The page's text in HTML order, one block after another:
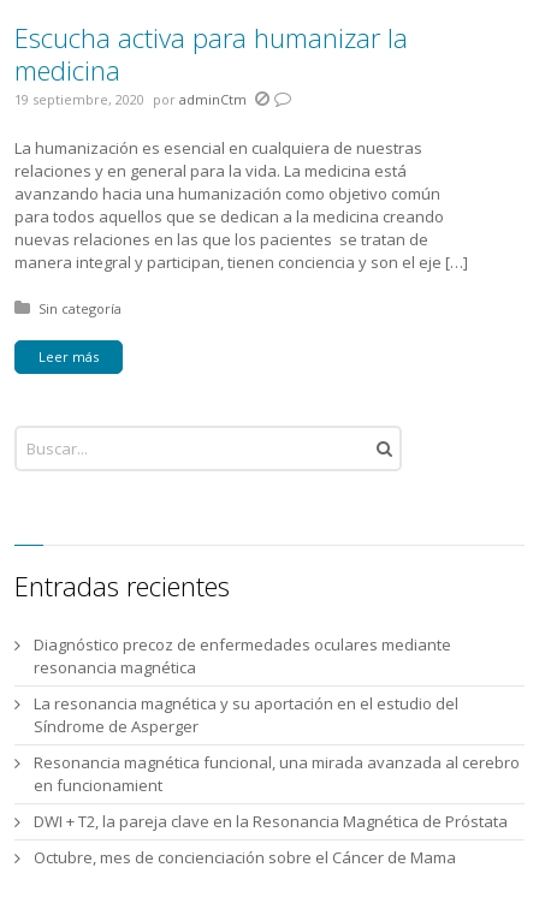
Escucha activa para humanizar la
medicina
19 septiembre, 2020 por adminCtm
La humanización es esencial en cualquiera de nuestras
relaciones y en general para la vida. La medicina está
avanzando hacia una humanización como objetivo común
para todos aquellos que se dedican a la medicina creando
nuevas relaciones en las que los pacientes se tratan de
manera integral y participan, tienen conciencia y son el eje […]
Posted in:
Sin categoría
Leer más
Entradas recientes
Diagnóstico precoz de enfermedades oculares mediante
resonancia magnética
La resonancia magnética y su aportación en el estudio del
Síndrome de Asperger
Resonancia magnética funcional, una mirada avanzada al cerebro
en funcionamient
DWI + T2, la pareja clave en la Resonancia Magnética de Próstata
Octubre, mes de concienciación sobre el Cáncer de Mama